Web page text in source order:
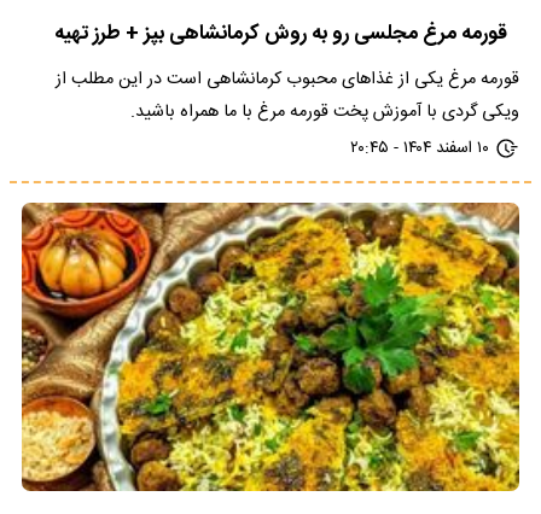
قورمه مرغ مجلسی رو به روش کرمانشاهی بپز + طرز تهیه
قورمه مرغ یکی از غذاهای محبوب کرمانشاهی است در این مطلب از
ویکی گردی با آموزش پخت قورمه مرغ با ما همراه باشید.
۱۰ اسفند ۱۴۰۴ - ۲۰:۴۵